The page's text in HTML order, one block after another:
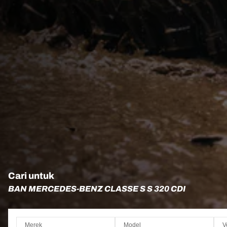
Cari untuk
BAN MERCEDES-BENZ CLASSE S S 320 CDI
Merek Model